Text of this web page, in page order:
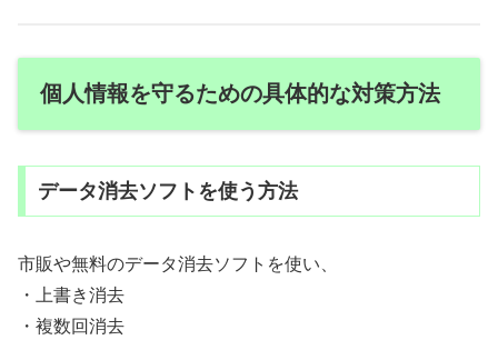
個人情報を守るための具体的な対策方法
データ消去ソフトを使う方法
市販や無料のデータ消去ソフトを使い、
・上書き消去
・複数回消去